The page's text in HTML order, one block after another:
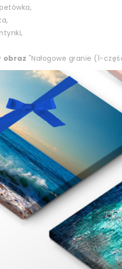
obraz "Nałogowe granie (1-